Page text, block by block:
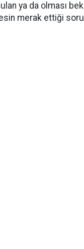
ya da olması
merak ettiği